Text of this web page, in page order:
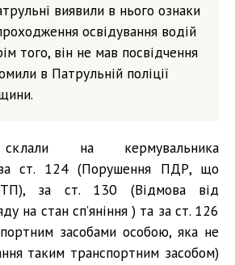
виявили в нього ознаки
освідування водій
того, він не мав посвідчення
в Патрульній поліції
склали на кермувальника
за ст. 124 (Порушення ПДР, що
за ст. 130 (Відмова від
на стан спʼяніння ) та за ст. 126
засобами особою, яка не
таким транспортним засобом)